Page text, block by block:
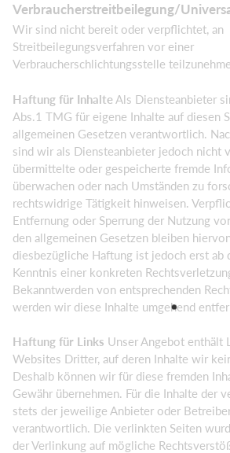
Verbraucherstreitbeilegung/
Wir sind nicht bereit oder verpflichtet, an
Streitbeilegungsverfahren vor einer
Verbraucherschlichtungsstelle
Haftung für Inhalte Als Diensteanbieter
Abs.1 TMG für eigene Inhalte auf diesen
allgemeinen Gesetzen verantwortlich.
sind wir als Diensteanbieter jedoch nicht
übermittelte oder gespeicherte fremde
überwachen oder nach Umständen zu
rechtswidrige Tätigkeit hinweisen.
Entfernung oder Sperrung der Nutzung
den allgemeinen Gesetzen bleiben
diesbezügliche Haftung ist jedoch erst ab
Kenntnis einer konkreten
Bekanntwerden von entsprechenden
werden wir diese Inhalte umgehend
Haftung für Links Unser Angebot enthält
Websites Dritter, auf deren Inhalte wir
Deshalb können wir für diese fremden
Gewähr übernehmen. Für die Inhalte der
stets der jeweilige Anbieter oder
verantwortlich. Die verlinkten Seiten
der Verlinkung auf mögliche